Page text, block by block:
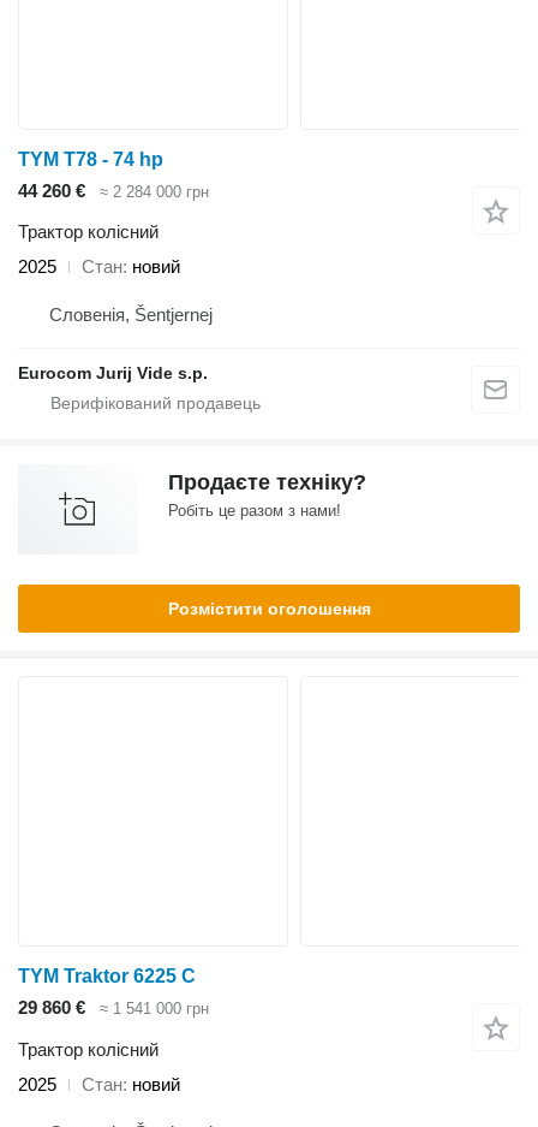
TYM T78 - 74 hp
44 260 €
≈ 2 284 000 грн
Трактор колісний
2025
Стан новий
Словенія, Šentjernej
Eurocom Jurij Vide s.p.
Продаєте техніку?
Робіть це разом з нами!
Розмістити оголошення
TYM Traktor 6225 C
29 860 €
≈ 1 541 000 грн
Трактор колісний
2025
Стан новий